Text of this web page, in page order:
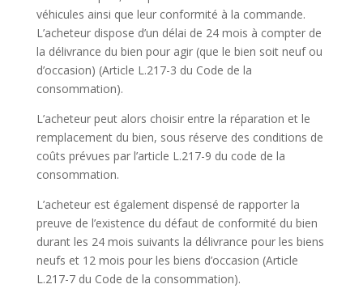
véhicules ainsi que leur conformité à la commande.
L’acheteur dispose d’un délai de 24 mois à compter de
la délivrance du bien pour agir (que le bien soit neuf ou
d’occasion) (Article L.217-3 du Code de la
consommation).
L’acheteur peut alors choisir entre la réparation et le
remplacement du bien, sous réserve des conditions de
coûts prévues par l’article L.217-9 du code de la
consommation.
L’acheteur est également dispensé de rapporter la
preuve de l’existence du défaut de conformité du bien
durant les 24 mois suivants la délivrance pour les biens
neufs et 12 mois pour les biens d’occasion (Article
L.217-7 du Code de la consommation).